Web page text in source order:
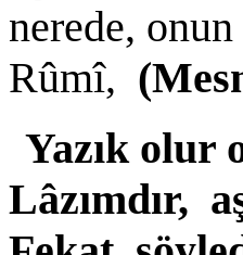
nerede,
Rûmî,
Yazık olur
Lâzımdır,